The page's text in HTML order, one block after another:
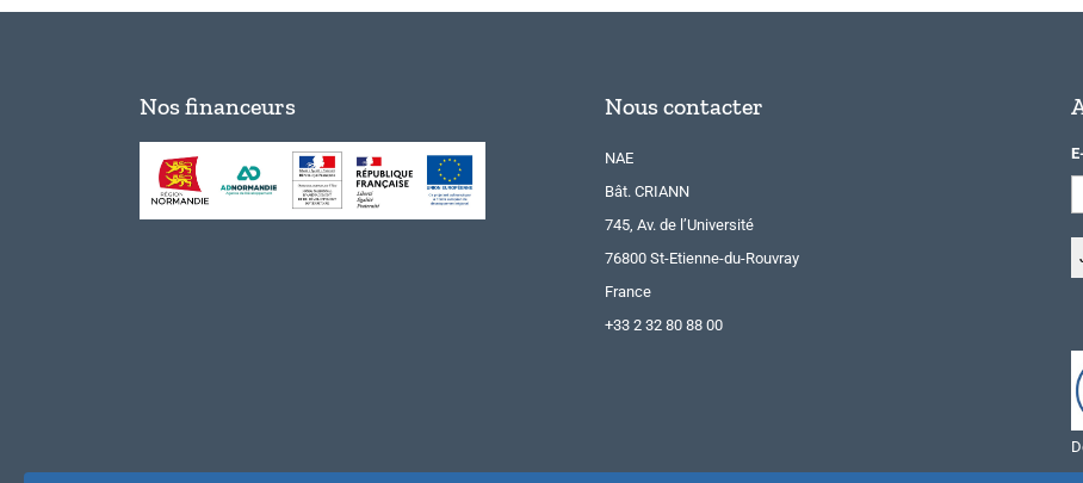
Nos financeurs Nous contacter
NAE
Bât. CRIANN
745, Av. de l’Université
76800 St-Etienne-du-Rouvray
France
+33 2 32 80 88 00